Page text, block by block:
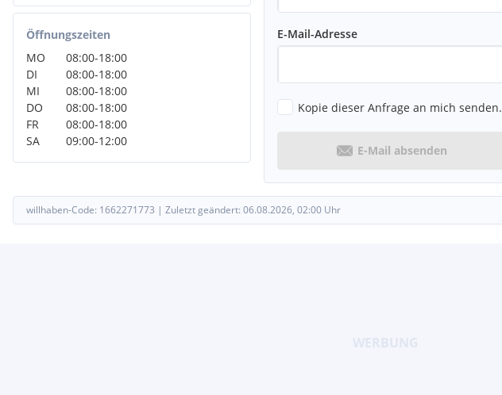
Touchscreen (8,7 Zoll)
Türgriffe außen Wagenfarbe
USB-Anschluss
USB-Anschluss inkl. AUX-IN-Anschluss (Plug & Music)
USB-Anschluss inkl. AUX-IN-Anschluss und SD-Karten-Schnittstelle
USB-Ladeanschluß (2) inkl. AUX-Anschluß für 2.Sitzreihe
Visio-Paket
Fahrassistenz-System: Fernlichtassistent
Fahrassistenz-System: Verkehrszeichenerkennung
Fahrassistenz-System: Spurwechsel-Warnsystem
Wegfahrsperre
Zentralverriegelung / Startanlage Handsfree Entry & Drive
Öffnungszeiten
MO
08:00-18:00
DI
08:00-18:00
MI
08:00-18:00
DO
08:00-18:00
FR
08:00-18:00
SA
09:00-12:00
E-Mail-Adresse
Kopie dieser Anfrage an mich senden.
E-Mail absenden
willhaben-Code: 1662271773 | Zuletzt geändert: 06.08.2026, 02:00 Uhr